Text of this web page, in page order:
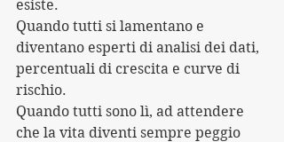
esiste.
Quando tutti si lamentano e
diventano esperti di analisi dei dati,
percentuali di crescita e curve di
rischio.
Quando tutti sono lì, ad attendere
che la vita diventi sempre peggio